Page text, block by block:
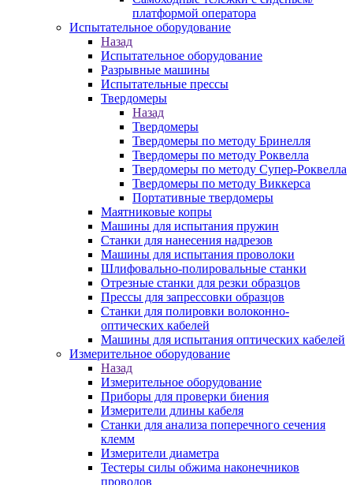
платформой оператора
Испытательное оборудование
Назад
Испытательное оборудование
Разрывные машины
Испытательные прессы
Твердомеры
Назад
Твердомеры
Твердомеры по методу Бринелля
Твердомеры по методу Роквелла
Твердомеры по методу Супер-Роквелла
Твердомеры по методу Виккерса
Портативные твердомеры
Маятниковые копры
Машины для испытания пружин
Станки для нанесения надрезов
Машины для испытания проволоки
Шлифовально-полировальные станки
Отрезные станки для резки образцов
Прессы для запрессовки образцов
Станки для полировки волоконно-
оптических кабелей
Машины для испытания оптических кабелей
Измерительное оборудование
Назад
Измерительное оборудование
Приборы для проверки биения
Измерители длины кабеля
Станки для анализа поперечного сечения
клемм
Измерители диаметра
Тестеры силы обжима наконечников
проводов